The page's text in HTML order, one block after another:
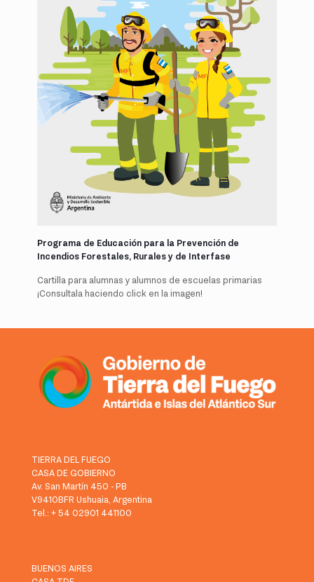
Programa de Educación para la Prevención de
Incendios Forestales, Rurales y de Interfase
Cartilla para alumnas y alumnos de escuelas primarias
¡Consultala haciendo click en la imagen!
TIERRA DEL FUEGO
CASA DE GOBIERNO
Av. San Martín 450 - PB
V9410BFR Ushuaia, Argentina
Tel.: + 54 02901 441100
BUENOS AIRES